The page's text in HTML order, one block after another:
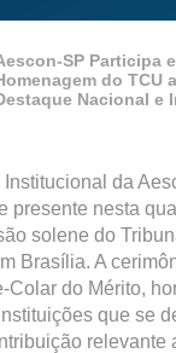
SP Participa
do TCU
Nacional e
da
presente nesta
solene do
Brasília. A
Colar do Mérito,
que se
relevante